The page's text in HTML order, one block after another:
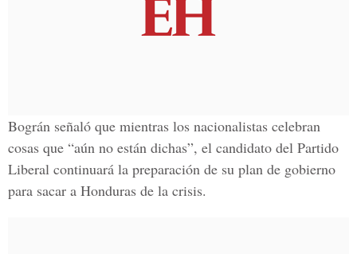
Bográn señaló que mientras los nacionalistas celebran
cosas que “aún no están dichas”, el candidato del Partido
Liberal continuará la preparación de su plan de gobierno
para sacar a Honduras de la crisis.